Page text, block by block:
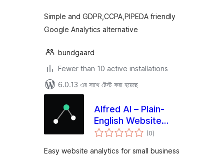
Simple and GDPR,CCPA,PIPEDA friendly
Google Analytics alternative
bundgaard
Fewer than 10 active installations
6.0.13 এর সাথে টেস্ট করা হয়েছে
Alfred AI – Plain-
English Website
Analytics for Small
(0total
ratings
)
Easy website analytics for small business